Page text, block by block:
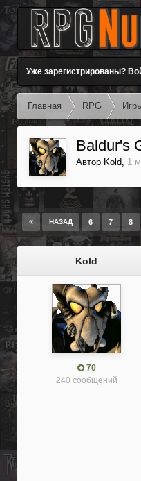
Уже зарегистрированы?
Главная RPG
Baldur's
Автор Kold, 1
НАЗАД 6 7 8
Kold
70
240 сообщений